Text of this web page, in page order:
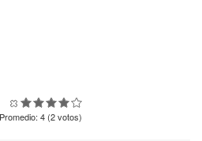
Promedio: 4 (2votos)